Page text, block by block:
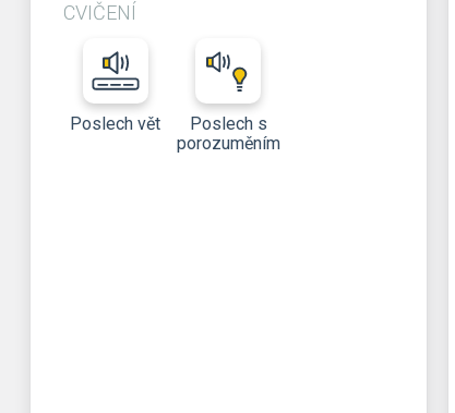
CVIČENÍ
Poslech vět
Poslech s
porozuměním